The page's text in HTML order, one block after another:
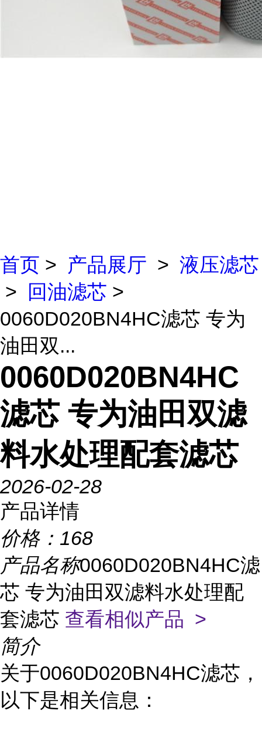
首页 > 产品展厅 > 液压滤芯
>
回油滤芯 >
0060D020BN4HC滤芯 专为
油田双...
0060D020BN4HC
滤芯 专为油田双滤
料水处理配套滤芯
2026-02-28
产品详情
价格： 168
产品名称0060D020BN4HC滤
芯 专为油田双滤料水处理配
套滤芯 查看相似产品 >
简介
关于0060D020BN4HC滤芯，
以下是相关信息：